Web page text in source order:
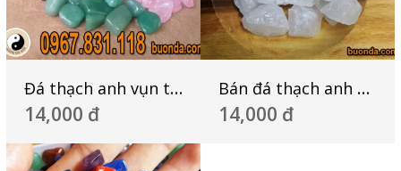
Đá thạch anh vụn thô và mài nhẵn bán ở hà nội
14,000 đ
Bán đá thạch anh vụn trắng dải nền nhà
14,000 đ